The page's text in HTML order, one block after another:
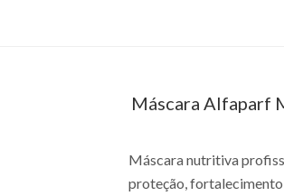
Máscara Alfaparf
Máscara nutritiva
proteção, fortalecimento